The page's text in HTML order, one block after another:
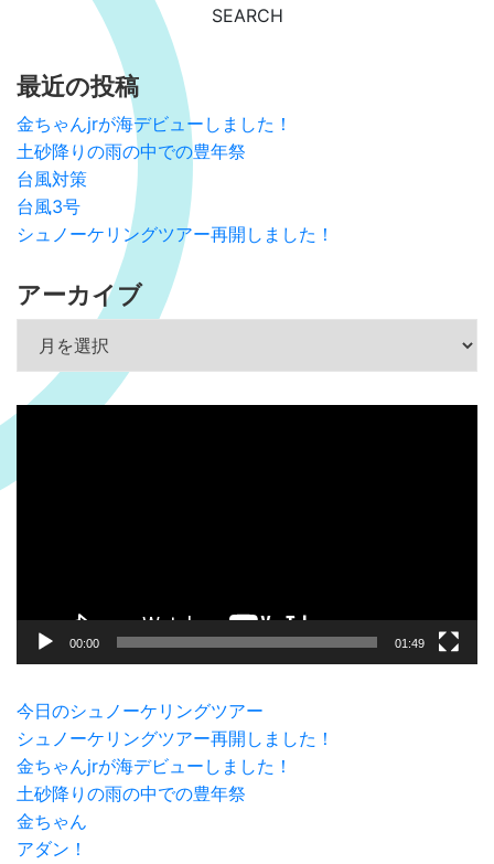
最近の投稿
金ちゃんjrが海デビューしました！
土砂降りの雨の中での豊年祭
台風対策
台風3号
シュノーケリングツアー再開しました！
アーカイブ
動
00:00 01:49
今日のシュノーケリングツアー
シュノーケリングツアー再開しました！
金ちゃんjrが海デビューしました！
土砂降りの雨の中での豊年祭
金ちゃん
アダン！